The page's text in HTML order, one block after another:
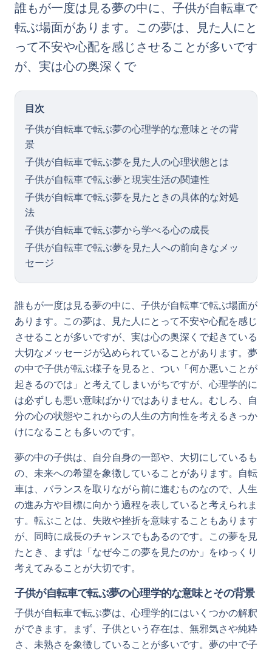
誰もが一度は見る夢の中に、子供が自転車で
転ぶ場面があります。この夢は、見た人にと
って不安や心配を感じさせることが多いです
が、実は心の奥深くで
目次
子供が自転車で転ぶ夢の心理学的な意味とその背
景
子供が自転車で転ぶ夢を見た人の心理状態とは
子供が自転車で転ぶ夢と現実生活の関連性
子供が自転車で転ぶ夢を見たときの具体的な対処
法
子供が自転車で転ぶ夢から学べる心の成長
子供が自転車で転ぶ夢を見た人への前向きなメッ
セージ
誰もが一度は見る夢の中に、子供が自転車で転ぶ場面が
あります。この夢は、見た人にとって不安や心配を感じ
させることが多いですが、実は心の奥深くで起きている
大切なメッセージが込められていることがあります。夢
の中で子供が転ぶ様子を見ると、つい「何か悪いことが
起きるのでは」と考えてしまいがちですが、心理学的に
は必ずしも悪い意味ばかりではありません。むしろ、自
分の心の状態やこれからの人生の方向性を考えるきっか
けになることも多いのです。
夢の中の子供は、自分自身の一部や、大切にしているも
の、未来への希望を象徴していることがあります。自転
車は、バランスを取りながら前に進むものなので、人生
の進み方や目標に向かう過程を表していると考えられま
す。転ぶことは、失敗や挫折を意味することもあります
が、同時に成長のチャンスでもあるのです。この夢を見
たとき、まずは「なぜ今この夢を見たのか」をゆっくり
考えてみることが大切です。
子供が自転車で転ぶ夢の心理学的な意味とその背景
子供が自転車で転ぶ夢は、心理学的にはいくつかの解釈
ができます。まず、子供という存在は、無邪気さや純粋
さ、未熟さを象徴していることが多いです。夢の中で子